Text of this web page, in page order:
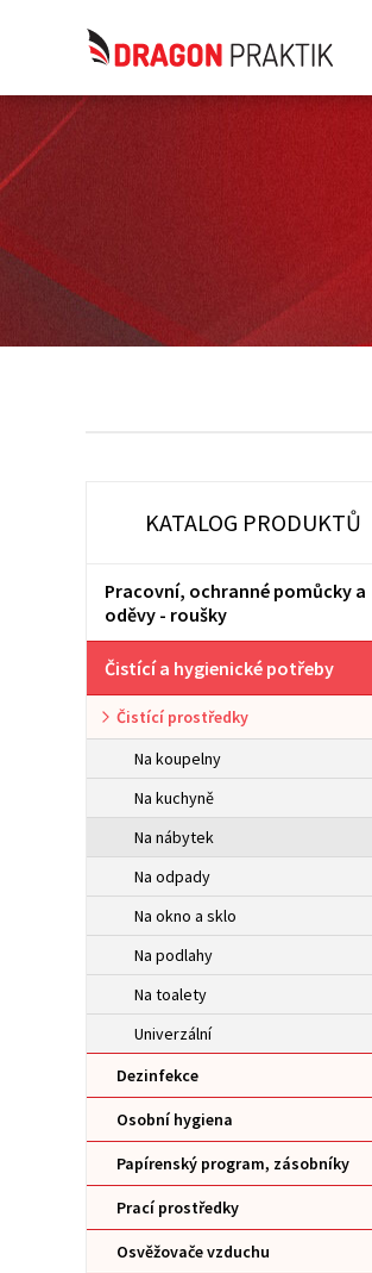
KATALOG PRODUKTŮ
Pracovní, ochranné pomůcky a
oděvy - roušky
Čistící a hygienické potřeby
Čistící prostředky
Na koupelny
Na kuchyně
Na nábytek
Na odpady
Na okno a sklo
Na podlahy
Na toalety
Univerzální
Dezinfekce
Osobní hygiena
Papírenský program, zásobníky
Prací prostředky
Osvěžovače vzduchu